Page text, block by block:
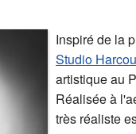
Inspiré de la
Studio
artistique au
Réalisée à
très réaliste